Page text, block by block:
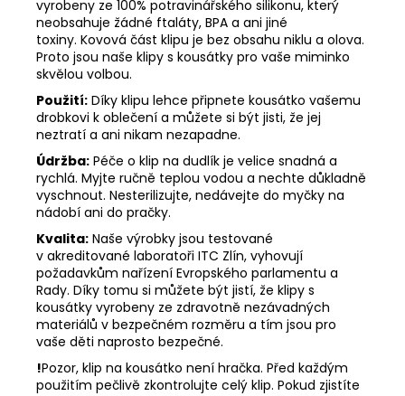
vyrobeny ze 100% potravinářského silikonu, který
neobsahuje žádné ftaláty, BPA a ani jiné
toxiny. Kovová část klipu je bez obsahu niklu a olova.
Proto jsou naše klipy s kousátky pro vaše miminko
skvělou volbou.
Použití: Díky klipu lehce připnete kousátko vašemu
drobkovi k oblečení a můžete si být jisti, že jej
neztratí a ani nikam nezapadne.
Údržba: Péče o klip na dudlík je velice snadná a
rychlá. Myjte ručně teplou vodou a nechte důkladně
vyschnout. Nesterilizujte, nedávejte do myčky na
nádobí ani do pračky.
Kvalita: Naše výrobky jsou testované
v akreditované laboratoři ITC Zlín, vyhovují
požadavkům nařízení Evropského parlamentu a
Rady. Díky tomu si můžete být jistí, že klipy s
kousátky vyrobeny ze zdravotně nezávadných
materiálů v bezpečném rozměru a tím jsou pro
vaše děti naprosto bezpečné.
!Pozor, klip na kousátko není hračka. Před každým
použitím pečlivě zkontrolujte celý klip. Pokud zjistíte